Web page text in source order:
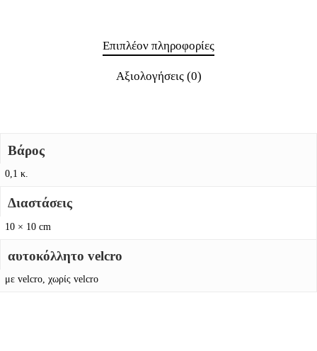
Επιπλέον πληροφορίες
Αξιολογήσεις (0)
Βάρος
0,1 κ.
Διαστάσεις
10 × 10 cm
αυτοκόλλητο velcro
με velcro, χωρίς velcro